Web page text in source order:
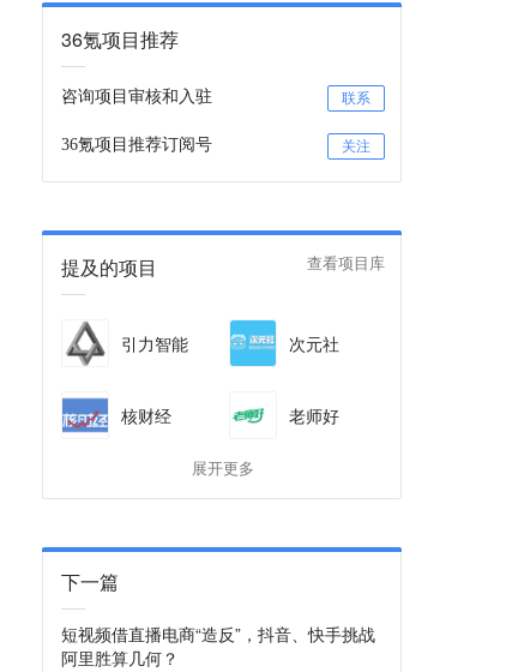
36氪项目推荐
咨询项目审核和入驻 联系
36氪项目推荐订阅号 关注
提及的项目 查看项目库
引力智能 次元社
核财经 老师好
展开更多
下一篇
短视频借直播电商“造反”，抖音、快手挑战
阿里胜算几何？